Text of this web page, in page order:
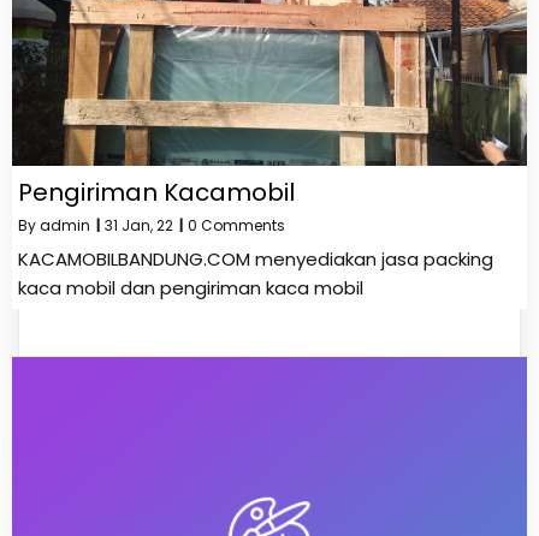
Pengiriman Kacamobil
Byadmin | 31 Jan, 22 | 0 Comments
KACAMOBILBANDUNG.COM menyediakan jasa packing
kaca mobil dan pengiriman kaca mobil